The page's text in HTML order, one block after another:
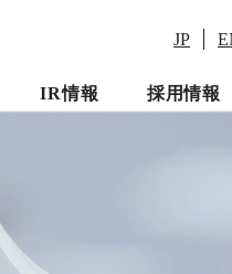
JP
IR情報 採用情報